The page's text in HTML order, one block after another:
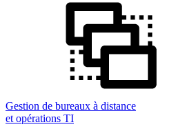
Gestion de bureaux à distance
et opérations TI